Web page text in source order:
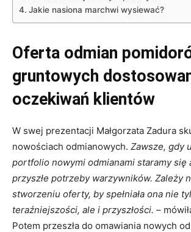
Jakie nasiona marchwi wysiewać?
Oferta odmian
gruntowych
oczekiwań klientów
W swej prezentacji Małgorzata Zadura
nowościach odmianowych. Zawsze, gdy
portfolio nowymi odmianami staramy się
przyszłe potrzeby warzywników. Zależy
stworzeniu oferty, by spełniała ona nie
teraźniejszości, ale i przyszłości. –
Potem przeszła do omawiania nowych